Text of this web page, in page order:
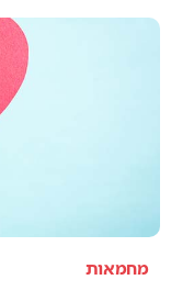
מחמאות